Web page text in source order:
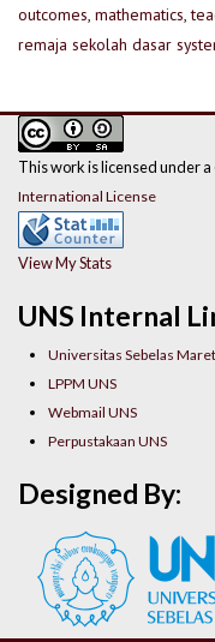
outcomes, mathematics,
remaja sekolah dasar
UNS Internal
Universitas Sebelas Maret
LPPM UNS
Webmail UNS
Perpustakaan UNS
This work is licensed under a
International License
View My Stats
Designed By: